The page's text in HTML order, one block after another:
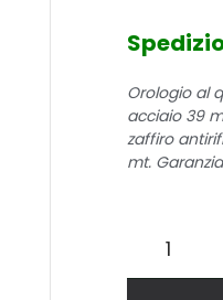
Orologio al
acciaio 39
zaffiro
mt.
Tradition
Skin